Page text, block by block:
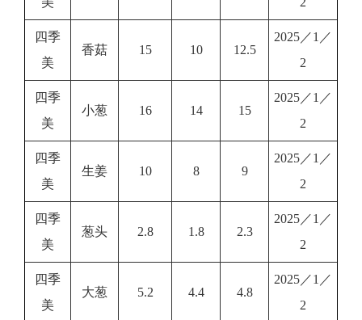
四季
美
香菇 15 10 12.5
2025／1／
2
四季
美
小葱 16 14 15
2025／1／
2
四季
美
生姜 10 8 9
2025／1／
2
四季
美
葱头 2.8 1.8 2.3
2025／1／
2
四季
美
大葱 5.2 4.4 4.8
2025／1／
2